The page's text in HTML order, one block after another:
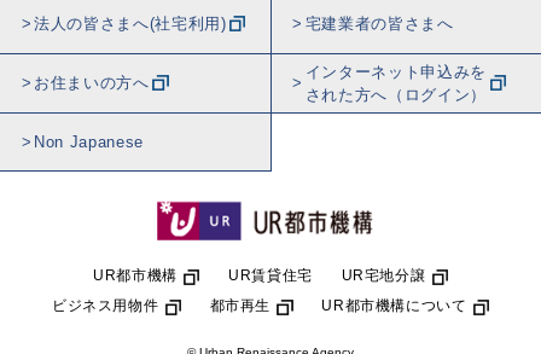
法人の皆さまへ(社宅利用) 宅建業者の皆さまへ
お住まいの方へ
インターネット申込みを
された方へ（ログイン）
Non Japanese
UR都市機構 UR賃貸住宅
UR宅地分譲
ビジネス用物件
都市再生 UR都市機構について